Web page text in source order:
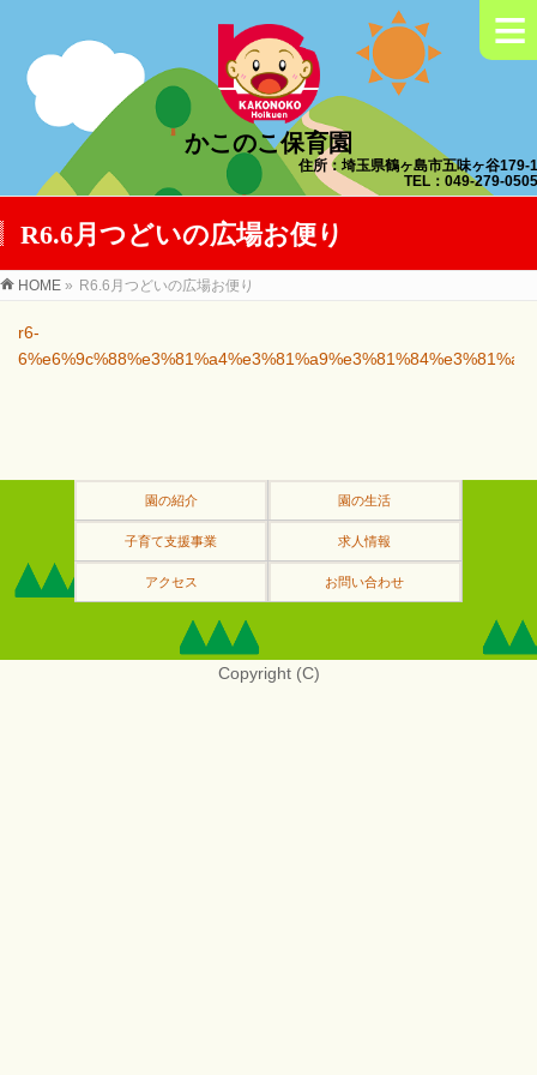
かこのこ保育園
住所：埼玉県鶴ヶ島市五味ヶ谷179-1
TEL：049-279-0505
≡
R6.6月つどいの広場お便り
HOME » R6.6月つどいの広場お便り
r6-
園の紹介 園の生活
子育て支援事業 求人情報
アクセス お問い合わせ
Copyright (C)